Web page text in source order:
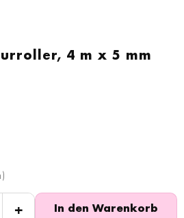
4 m x 5 mm
+ In den Warenkorb